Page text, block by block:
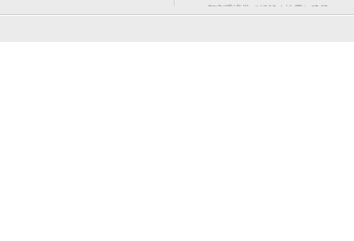
都市環境学で紐解く地震と建築